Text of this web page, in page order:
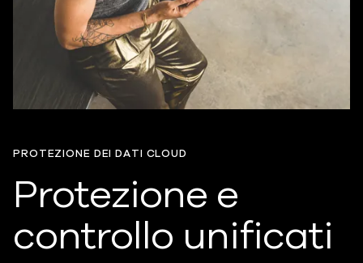
PROTEZIONE DEI DATI CLOUD
Protezione e
controllo unificati